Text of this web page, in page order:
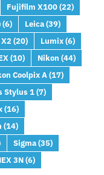
Fujifilm X100(22)
(6) Leica(39)
(20) Lumix(6)
(10) Nikon (44)
Coolpix A(17)
Stylus 1(7)
(16)
(14)
Sigma(35)
3N(6)